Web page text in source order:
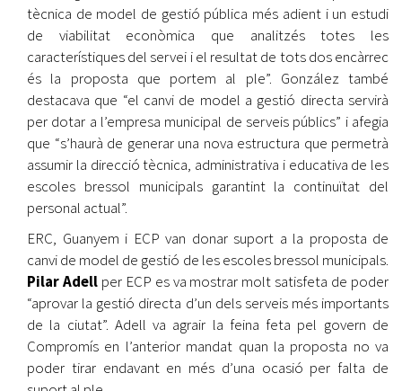
tècnica de model de gestió pública més adient i un estudi
de viabilitat econòmica que analitzés totes les
característiques del servei i el resultat de tots dos encàrrec
és la proposta que portem al ple”. González també
destacava que “el canvi de model a gestió directa servirà
per dotar a l’empresa municipal de serveis públics” i afegia
que “s’haurà de generar una nova estructura que permetrà
assumir la direcció tècnica, administrativa i educativa de les
escoles bressol municipals garantint la continuïtat del
personal actual”.
ERC, Guanyem i ECP van donar suport a la proposta de
canvi de model de gestió de les escoles bressol municipals.
Pilar Adell per ECP es va mostrar molt satisfeta de poder
“aprovar la gestió directa d’un dels serveis més importants
de la ciutat”. Adell va agrair la feina feta pel govern de
Compromís en l’anterior mandat quan la proposta no va
poder tirar endavant en més d’una ocasió per falta de